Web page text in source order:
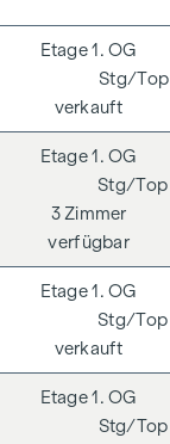
1. OG
verkauft
1. OG
3Zimmer
verfügbar
1. OG
verkauft
1. OG